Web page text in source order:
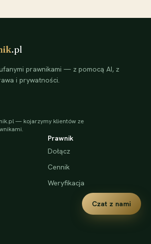
.pl
prawnikami — z pomocą AI, z
i prywatności.
— kojarzymy klientów ze
Prawnik
Dołącz
Cennik
Weryfikacja
Czat z nami